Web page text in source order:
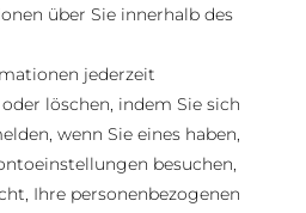
über Sie innerhalb des
jederzeit
löschen, indem Sie sich
wenn Sie eines haben,
besuchen,
Ihre personenbezogenen